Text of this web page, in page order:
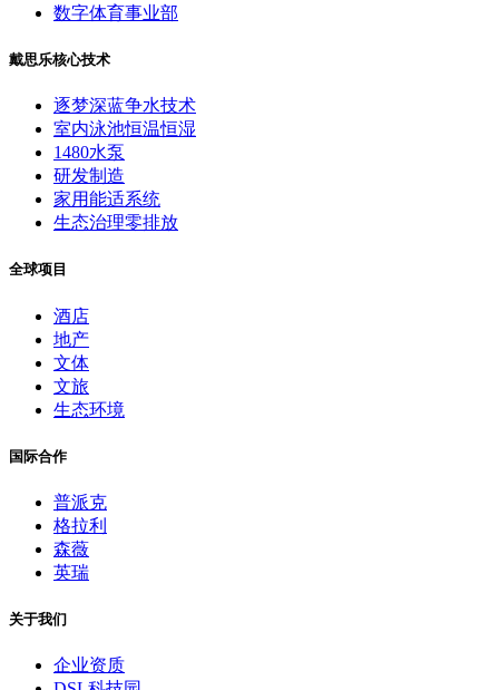
数字体育事业部
戴思乐核心技术
逐梦深蓝争水技术
室内泳池恒温恒湿
1480水泵
研发制造
家用能适系统
生态治理零排放
全球项目
酒店
地产
文体
文旅
生态环境
国际合作
普派克
格拉利
森薇
英瑞
关于我们
企业资质